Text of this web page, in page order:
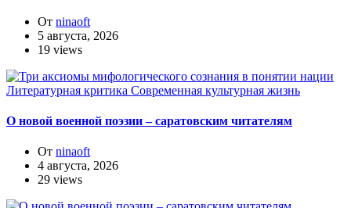
От ninaoft
5 августа, 2026
19 views
Литературная критика Современная культурная жизнь
О новой военной поэзии – саратовским читателям
От ninaoft
4 августа, 2026
29 views